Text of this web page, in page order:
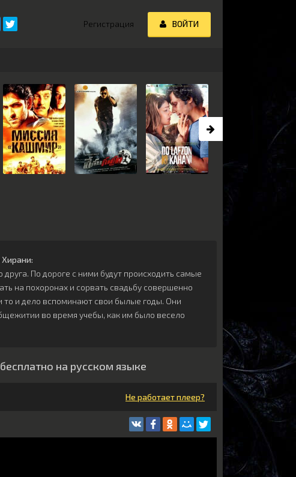
:
По дороге с ними будут происходить самые
на похоронах и сорвать свадьбу совершенно
и дело вспоминают свои былые годы. Они
во время учебы, как им было весело
на русском языке
Не работает плеер?
Регистрация ВОЙТИ